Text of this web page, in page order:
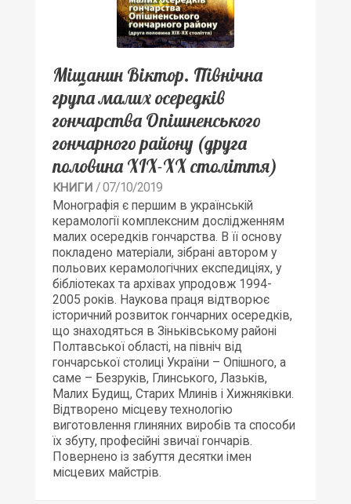
Міщанин Віктор. Північна
група малих осередків
гончарства Опішненського
гончарного району (друга
половина ХІХ-ХХ століття)
КНИГИ / 07/10/2019
Монографія є першим в українській
керамології комплексним дослідженням
малих осередків гончарства. В її основу
покладено матеріали, зібрані автором у
польових керамологічних експедиціях, у
бібліотеках та архівах упродовж 1994-
2005 років. Наукова праця відтворює
історичний розвиток гончарних осередків,
що знаходяться в Зіньківському районі
Полтавської області, на північ від
гончарської столиці України – Опішного, а
саме – Безруків, Глинського, Лазьків,
Малих Будищ, Старих Млинів і Хижняківки.
Відтворено місцеву технологію
виготовлення глиняних виробів та способи
їх збуту, професійні звичаї гончарів.
Повернено із забуття десятки імен
місцевих майстрів.